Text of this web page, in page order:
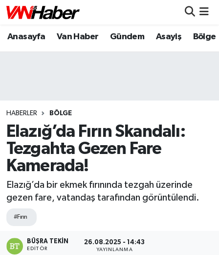
Anasayfa Van Haber Gündem Asayiş Bölge
HABERLER BÖLGE
Elazığ’da Fırın Skandalı:
Tezgahta Gezen Fare
Kamerada!
Elazığ’da bir ekmek fırınında tezgah üzerinde
gezen fare, vatandaş tarafından görüntülendi.
#Fırın
BÜŞRA TEKIN
EDITÖR
26.08.2025 - 14:43
YAYINLANMA
Nöbetçi Eczaneler
Puan Durumu ve Fikstür
Tüm Manşetler
Son Dakika Haberleri
Haber Arşivi